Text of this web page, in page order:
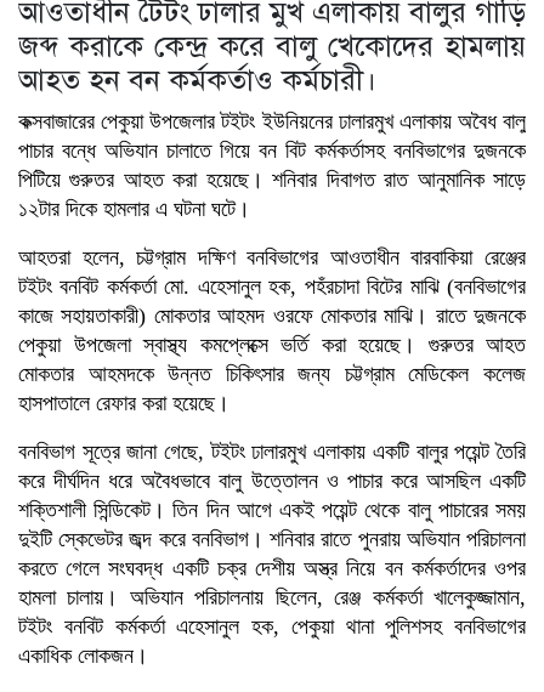
আওতাধীন টৈটং ঢালার মুখ এলাকায় বালুর গাড়ি
জব্দ করাকে কেন্দ্র করে বালু খেকোদের হামলায়
আহত হন বন কর্মকর্তাও কর্মচারী।
কক্সবাজারের পেকুয়া উপজেলার টইটং ইউনিয়নের ঢালারমুখ এলাকায় অবৈধ বালু
পাচার বন্ধে অভিযান চালাতে গিয়ে বন বিট কর্মকর্তাসহ বনবিভাগের দুজনকে
পিটিয়ে গুরুতর আহত করা হয়েছে। শনিবার দিবাগত রাত আনুমানিক সাড়ে
১২টার দিকে হামলার এ ঘটনা ঘটে।
আহতরা হলেন, চট্টগ্রাম দক্ষিণ বনবিভাগের আওতাধীন বারবাকিয়া রেঞ্জের
টইটং বনবিট কর্মকর্তা মো. এহেসানুল হক, পহঁরচাদা বিটের মাঝি (বনবিভাগের
কাজে সহায়তাকারী) মোকতার আহমদ ওরফে মোকতার মাঝি। রাতে দুজনকে
পেকুয়া উপজেলা স্বাস্থ্য কমপ্লেক্সে ভর্তি করা হয়েছে। গুরুতর আহত
মোকতার আহমদকে উন্নত চিকিৎসার জন্য চট্টগ্রাম মেডিকেল কলেজ
হাসপাতালে রেফার করা হয়েছে।
বনবিভাগ সূত্রে জানা গেছে, টইটং ঢালারমুখ এলাকায় একটি বালুর পয়েন্ট তৈরি
করে দীর্ঘদিন ধরে অবৈধভাবে বালু উত্তোলন ও পাচার করে আসছিল একটি
শক্তিশালী সিন্ডিকেট। তিন দিন আগে একই পয়েন্ট থেকে বালু পাচারের সময়
দুইটি স্কেভেটর জব্দ করে বনবিভাগ। শনিবার রাতে পুনরায় অভিযান পরিচালনা
করতে গেলে সংঘবদ্ধ একটি চক্র দেশীয় অস্ত্র নিয়ে বন কর্মকর্তাদের ওপর
হামলা চালায়। অভিযান পরিচালনায় ছিলেন, রেঞ্জ কর্মকর্তা খালেকুজ্জামান,
টইটং বনবিট কর্মকর্তা এহেসানুল হক, পেকুয়া থানা পুলিশসহ বনবিভাগের
একাধিক লোকজন।